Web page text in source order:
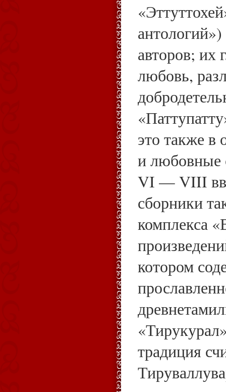
авторов;
любовь,
это также в
и
VI — VIII
сборники
комплекса
котором
традиция